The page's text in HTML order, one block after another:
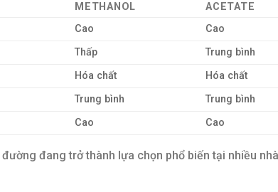
METHANOL
ACETATE
Cao
Cao
Thấp
Trung bình
Hóa chất
Hóa chất
Trung bình
Trung bình
Cao Cao
đang trở thành lựa chọn phổ biến tại nhiều nhà